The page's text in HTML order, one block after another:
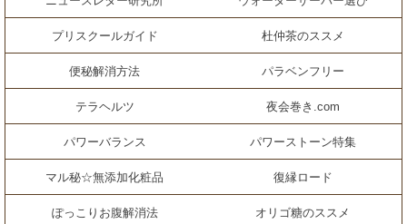
プリスクールガイド 杜仲茶のススメ
便秘解消方法 パラベンフリー
テラヘルツ 夜会巻き.com
パワーバランス パワーストーン特集
マル秘☆無添加化粧品 復縁ロード
ぽっこりお腹解消法 オリゴ糖のススメ